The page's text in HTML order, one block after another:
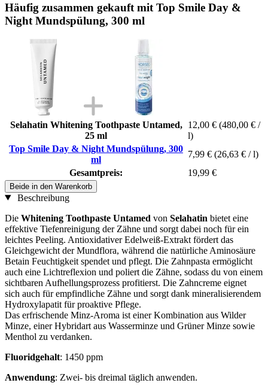
Häufig zusammen gekauft mit Top Smile Day &
Night Mundspülung, 300 ml
Selahatin Whitening Toothpaste Untamed,
25 ml
12,00 € (480,00 € /
l)
Top Smile Day & Night Mundspülung, 300
ml
7,99 € (26,63 € / l)
Gesamtpreis:
19,99 €
Beide in den Warenkorb
Beschreibung
Die Whitening Toothpaste Untamed von Selahatin bietet eine
effektive Tiefenreinigung der Zähne und sorgt dabei noch für ein
leichtes Peeling. Antioxidativer Edelweiß-Extrakt fördert das
Gleichgewicht der Mundflora, während die natürliche Aminosäure
Betain Feuchtigkeit spendet und pflegt. Die Zahnpasta ermöglicht
auch eine Lichtreflexion und poliert die Zähne, sodass du von einem
sichtbaren Aufhellungsprozess profitierst. Die Zahncreme eignet
sich auch für empfindliche Zähne und sorgt dank mineralisierendem
Hydroxylapatit für proaktive Pflege.
Das erfrischende Minz-Aroma ist einer Kombination aus Wilder
Minze, einer Hybridart aus Wasserminze und Grüner Minze sowie
Menthol zu verdanken.
Fluoridgehalt: 1450 ppm
Anwendung: Zwei- bis dreimal täglich anwenden.